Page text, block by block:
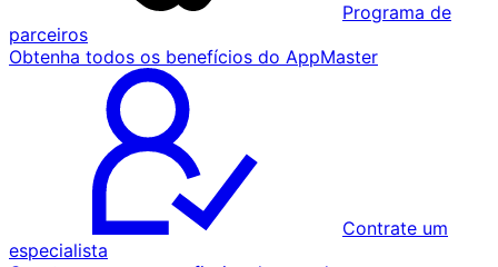
Programa de
parceiros
Obtenha todos os benefícios do AppMaster
Contrate um
especialista